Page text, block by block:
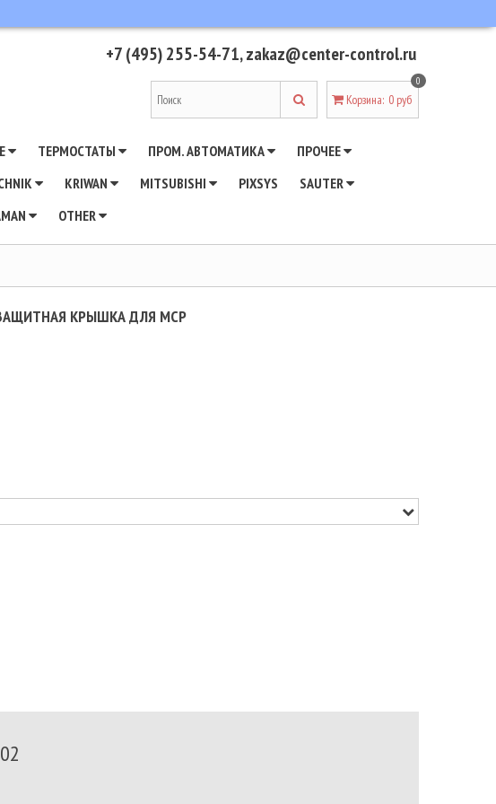
+7 (495) 255-54-71,zakaz@center-control.ru
Корзина:
0
0 руб
ТЕРМОСТАТЫ ПРОМ. АВТОМАТИКА
ПРОЧЕЕ
KRIWAN MITSUBISHI PIXSYS
SAUTER
OTHER
ЗАЩИТНАЯ КРЫШКА ДЛЯ МСР